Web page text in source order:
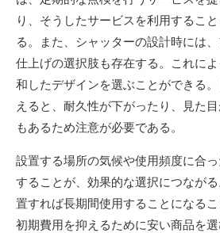
り、そうしたサービスを利用するこ
る。また、シャッターの設計時には
仕上げの選択肢も存在する。これに
和したデザインを選ぶことができる
えると、耐久性が下がったり、見た
もあるため注意が必要である。
設置する場所の気候や使用頻度に合
することが、効果的な選択につなが
置すれば長期間使用することになるこ
初期費用を抑えるために安い商品を